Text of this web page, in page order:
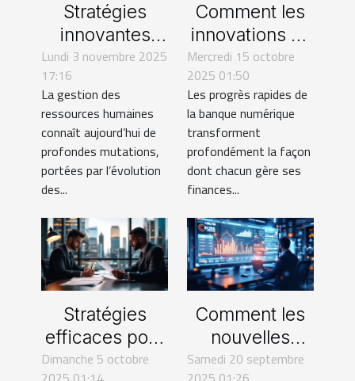
Stratégies
innovantes
pour optimiser
la gestion des
ressources
humaines
Lundi 3 novembre 2025
17:16
La gestion des
ressources humaines
connaît aujourd’hui de
profondes mutations,
portées par l’évolution
des...
Comment les
innovations en
banque
numérique
façonnent
l'avenir
financier ?
Mercredi 15 octobre
2025 01:50
Les progrès rapides de
la banque numérique
transforment
profondément la façon
dont chacun gère ses
finances...
Stratégies
efficaces pour
la gestion de
Dimanche 5 octobre
Comment les
nouvelles
technologies
Samedi 20 septembre